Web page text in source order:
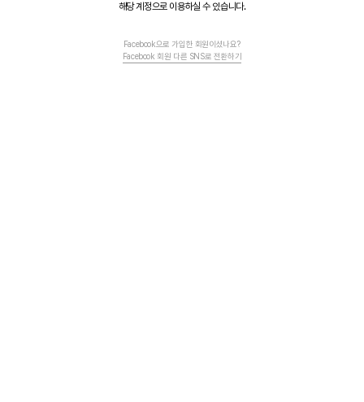
해당 계정으로 이용하실 수 있습니다.
Facebook으로 가입한 회원이셨나요?
Facebook 회원 다른 SNS로 전환하기